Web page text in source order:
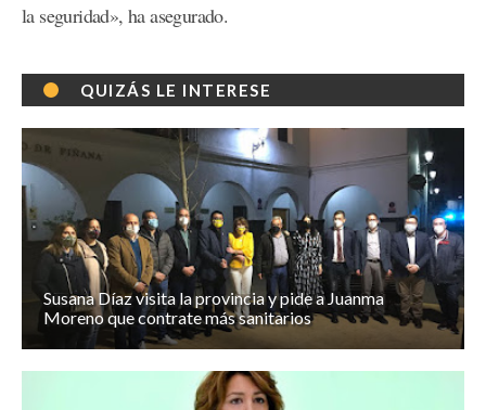
la seguridad», ha asegurado.
QUIZÁS LE INTERESE
Susana Díaz visita la provincia y pide a Juanma
Moreno que contrate más sanitarios